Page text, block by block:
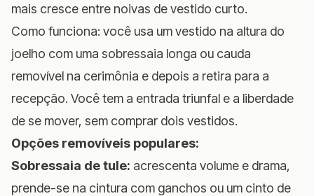
mais cresce entre noivas de vestido curto.
Como funciona: você usa um vestido na altura do
joelho com uma sobressaia longa ou cauda
removível na cerimônia e depois a retira para a
recepção. Você tem a entrada triunfal e a liberdade
de se mover, sem comprar dois vestidos.
Opções removíveis populares:
Sobressaia de tule: acrescenta volume e drama,
prende-se na cintura com ganchos ou um cinto de